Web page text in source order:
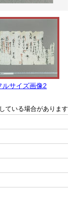
ルサイズ画像2
ている場合があります